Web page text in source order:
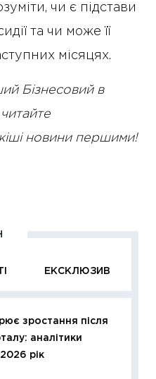
чи є підстави
та чи може її
місяцях.
Бізнесовий в
новини першими!
ЕКСКЛЮЗИВ
зростання після
аналітики
рік